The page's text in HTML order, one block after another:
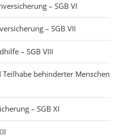
– SGB VI
– SGB VII
– SGB VIII
behinderter Menschen
– SGB XI